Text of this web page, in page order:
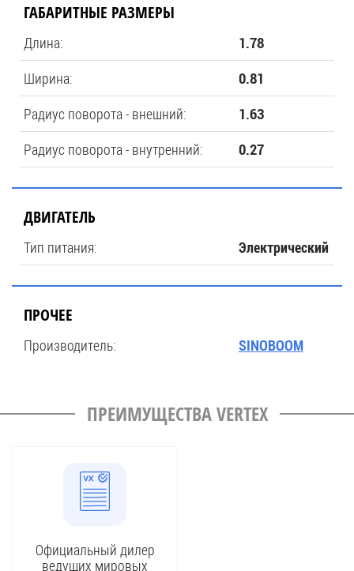
ГАБАРИТНЫЕ РАЗМЕРЫ
Длина: 1.78
Ширина: 0.81
Радиус поворота - внешний: 1.63
Радиус поворота - внутренний: 0.27
ДВИГАТЕЛЬ
Тип питания: Электрический
ПРОЧЕЕ
Производитель: SINOBOOM
ПРЕИМУЩЕСТВА VERTEX
Официальный дилер
ведущих мировых